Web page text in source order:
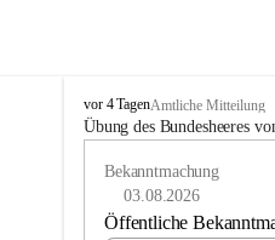
B
u
vor 4 TagenAmtliche Mitteilung
Übung des Bundesheeres
Bekanntmachung
03.08.2026
Öffentliche